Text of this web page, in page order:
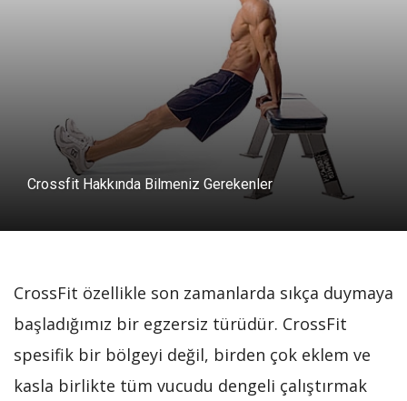
Crossfit Hakkında Bilmeniz Gerekenler
CrossFit özellikle son zamanlarda sıkça duymaya
başladığımız bir egzersiz türüdür. CrossFit
spesifik bir bölgeyi değil, birden çok eklem ve
kasla birlikte tüm vucudu dengeli çalıştırmak